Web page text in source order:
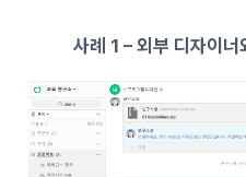
사례 1 – 외부 디자이